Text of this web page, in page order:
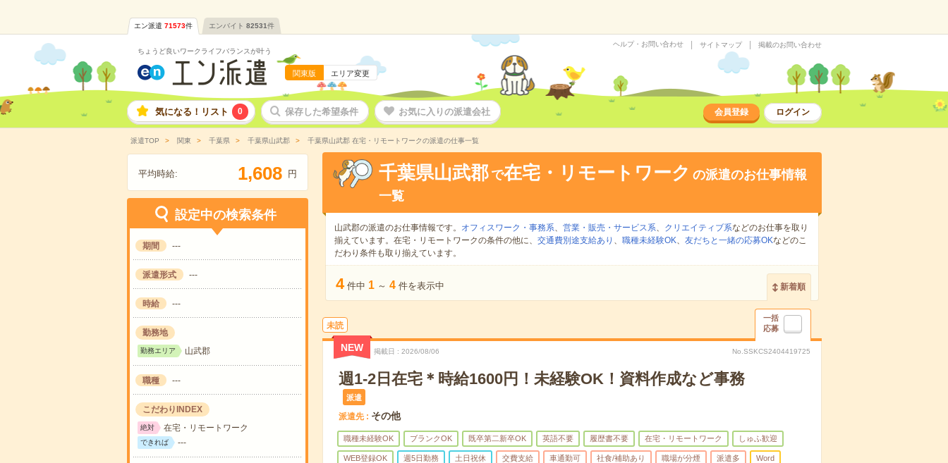
エン派遣 71573件 エンバイト 82531件
ちょうど良いワークライフバランスが叶う
関東版 エリア変更
ヘルプ・お問い合わせ サイトマップ 掲載のお問い合わせ
気になる！リスト 0 保存した希望条件 お気に入りの派遣会社 会員登録 ログイン
派遣TOP 関東 千葉県 千葉県山武郡 千葉県山武郡 在宅・リモートワークの派遣の仕事一覧
平均時給: 1,608 円
設定中の検索条件
期間 ---
派遣形式 ---
時給 ---
勤務地
勤務エリア 山武郡
職種 ---
こだわりINDEX
絶対 在宅・リモートワーク
できれば ---
千葉県山武郡 で在宅・リモートワーク の派遣のお仕事情報
一覧
山武郡の派遣のお仕事情報です。 オフィスワーク・事務系、 営業・販売・サービス系、 クリエイティブ系などのお仕事を取り
揃えています。在宅・リモートワークの条件の他に、 交通費別途支給あり 、 職種未経験OK、 友だちと一緒の応募OKなどのこ
だわり条件も取り揃えています。
4 件中 1 ～ 4 件を表示中 新着順
未読
一括
応募
NEW 掲載日 2026/08/06 No.SSKCS2404419725
週1-2日在宅＊時給1600円！未経験OK！資料作成など事務
派遣
派遣先 その他
職種未経験OK ブランクOK 既卒第二新卒OK 英語不要 履歴書不要 在宅・リモートワーク しゅふ歓迎
WEB登録OK 週5日勤務 土日祝休 交費支給 車通勤可 社食/補助あり 職場が分煙 派遣多 Word